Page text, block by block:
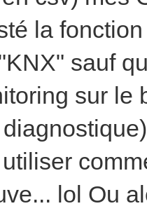
la
sauf
sur le
lol Ou